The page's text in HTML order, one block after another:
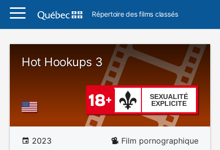
Répertoire des films classés
Hot Hookups 3
SEXUALITÉ
EXPLICITE
2023 Film pornographique